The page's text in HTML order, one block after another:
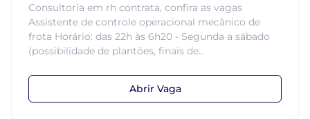
Consultoria em rh contrata, confira as vagas
Assistente de controle operacional mecânico de
frota Horário: das 22h às 6h20 - Segunda a sábado
(possibilidade de plantões, finais de...
Abrir Vaga